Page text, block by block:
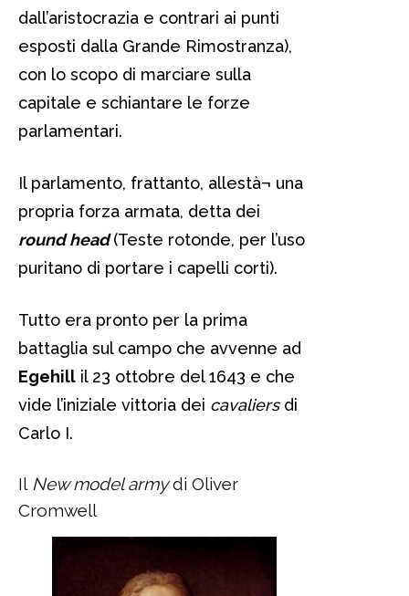
dall’aristocrazia e contrari ai punti
esposti dalla Grande Rimostranza),
con lo scopo di marciare sulla
capitale e schiantare le forze
parlamentari.
Il parlamento, frattanto, allestà¬ una
propria forza armata, detta dei
round head(Teste rotonde, per l’uso
puritano di portare i capelli corti).
Tutto era pronto per la prima
battaglia sul campo che avvenne ad
Egehill il 23 ottobre del 1643 e che
vide l’iniziale vittoria dei cavaliersdi
Carlo I.
Il New model armydi Oliver
Cromwell